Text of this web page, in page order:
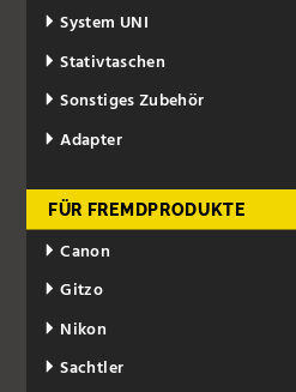
System UNI
Stativtaschen
Sonstiges Zubehör
Adapter
FÜR FREMDPRODUKTE
Canon
Gitzo
Nikon
Sachtler